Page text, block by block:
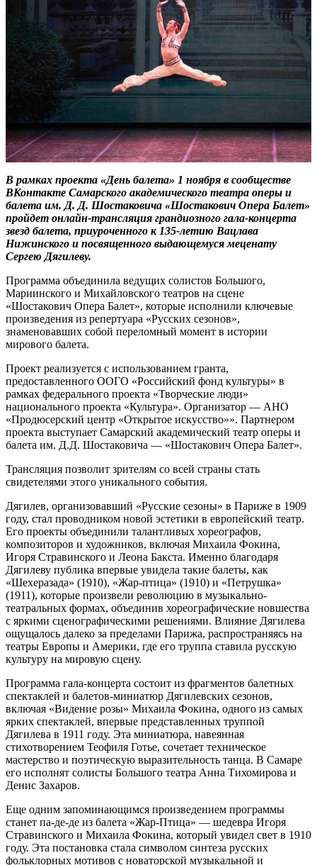
В рамках проекта «День балета» 1 ноября в сообществе
ВКонтакте Самарского академического театра оперы и
балета им. Д. Д. Шостаковича «Шостакович Опера Балет»
пройдет онлайн-трансляция грандиозного гала-концерта
звезд балета, приуроченного к 135-летию Вацлава
Нижинского и посвященного выдающемуся меценату
Сергею Дягилеву.
Программа объединила ведущих солистов Большого,
Мариинского и Михайловского театров на сцене
«Шостакович Опера Балет», которые исполнили ключевые
произведения из репертуара «Русских сезонов»,
знаменовавших собой переломный момент в истории
мирового балета.
Проект реализуется с использованием гранта,
предоставленного ООГО «Российский фонд культуры» в
рамках федерального проекта «Творческие люди»
национального проекта «Культура». Организатор — АНО
«Продюсерский центр «Открытое искусство»». Партнером
проекта выступает Самарский академический театр оперы и
балета им. Д.Д. Шостаковича — «Шостакович Опера Балет».
Трансляция позволит зрителям со всей страны стать
свидетелями этого уникального события.
Дягилев, организовавший «Русские сезоны» в Париже в 1909
году, стал проводником новой эстетики в европейский театр.
Его проекты объединили талантливых хореографов,
композиторов и художников, включая Михаила Фокина,
Игоря Стравинского и Леона Бакста. Именно благодаря
Дягилеву публика впервые увидела такие балеты, как
«Шехеразада» (1910), «Жар-птица» (1910) и «Петрушка»
(1911), которые произвели революцию в музыкально-
театральных формах, объединив хореографические новшества
с яркими сценографическими решениями. Влияние Дягилева
ощущалось далеко за пределами Парижа, распространяясь на
театры Европы и Америки, где его труппа ставила русскую
культуру на мировую сцену.
Программа гала-концерта состоит из фрагментов балетных
спектаклей и балетов-миниатюр Дягилевских сезонов,
включая «Видение розы» Михаила Фокина, одного из самых
ярких спектаклей, впервые представленных труппой
Дягилева в 1911 году. Эта миниатюра, навеянная
стихотворением Теофиля Готье, сочетает техническое
мастерство и поэтическую выразительность танца. В Самаре
его исполнят солисты Большого театра Анна Тихомирова и
Денис Захаров.
Еще одним запоминающимся произведением программы
станет па-де-де из балета «Жар-Птица» — шедевра Игоря
Стравинского и Михаила Фокина, который увидел свет в 1910
году. Эта постановка стала символом синтеза русских
фольклорных мотивов с новаторской музыкальной и